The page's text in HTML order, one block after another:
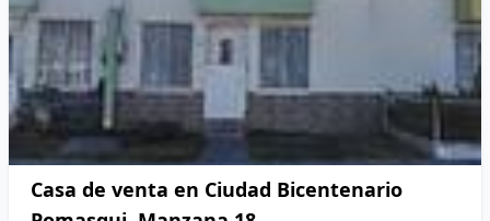
Casa de venta en Ciudad Bicentenario